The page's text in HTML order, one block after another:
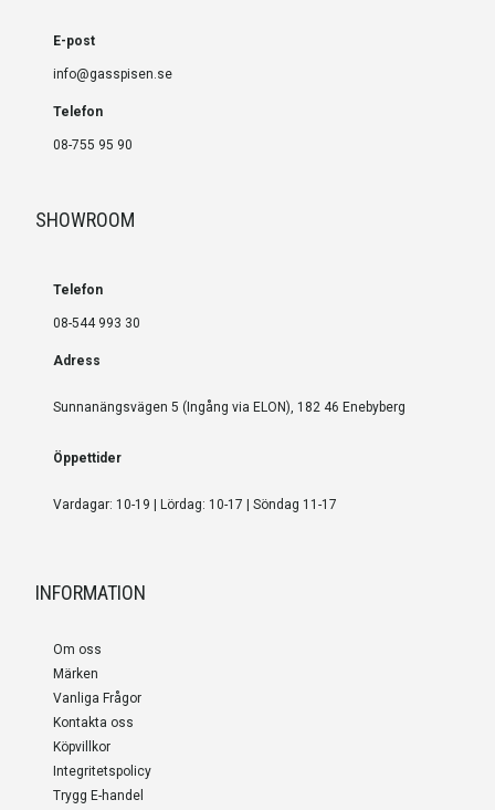
E-post
info@gasspisen.se
Telefon
08-755 95 90
SHOWROOM
Telefon
08-544 993 30
Adress
Sunnanängsvägen 5 (Ingång via ELON), 182 46 Enebyberg
Öppettider
Vardagar: 10-19 | Lördag: 10-17 | Söndag 11-17
INFORMATION
Om oss
Märken
Vanliga Frågor
Kontakta oss
Köpvillkor
Integritetspolicy
Trygg E-handel